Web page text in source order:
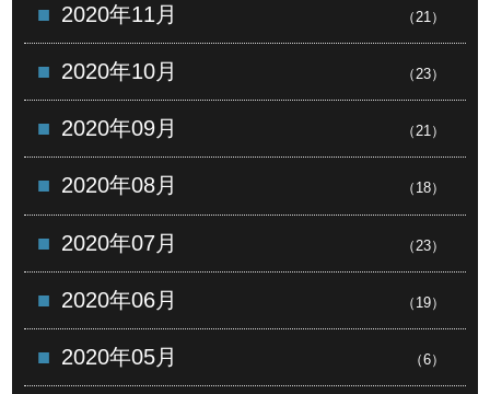
2020年11月 （21）
2020年10月 （23）
2020年09月 （21）
2020年08月 （18）
2020年07月 （23）
2020年06月 （19）
2020年05月 （6）